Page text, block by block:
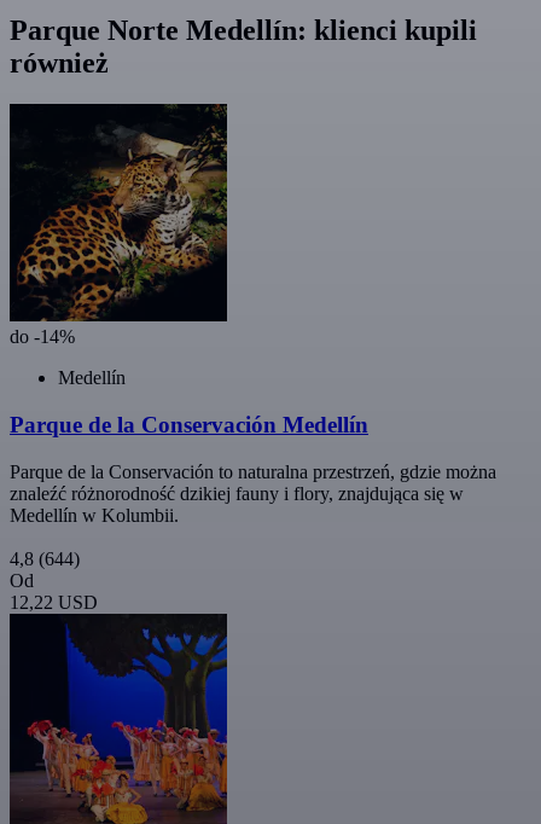
Parque Norte Medellín: klienci kupili
również
do -14%
Medellín
Parque de la Conservación Medellín
Parque de la Conservación to naturalna przestrzeń, gdzie można
znaleźć różnorodność dzikiej fauny i flory, znajdująca się w
Medellín w Kolumbii.
4,8 (644)
Od
12,22 USD